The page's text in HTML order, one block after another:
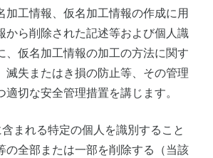
加工情報、仮名加工情報の作成に用
から削除された記述等および個人識
、仮名加工情報の加工の方法に関す
滅失またはき損の防止等、その管理
切な安全管理措置を講じます。
まれる特定の個人を識別すること
の全部または一部を削除する（当該